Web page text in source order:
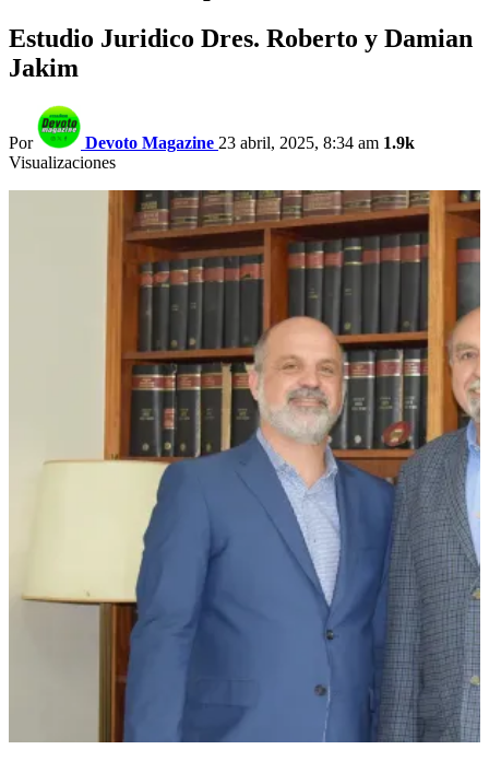
Estudio Juridico Dres. Roberto y Damian
Jakim
Por Devoto Magazine 23 abril, 2025, 8:34 am 1.9k
Visualizaciones